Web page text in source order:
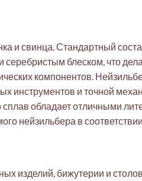
свинца. Стандартный
блеском, что
компонентов.
и точной
обладает отличными
нейзильбера в
изделий, бижутерии и